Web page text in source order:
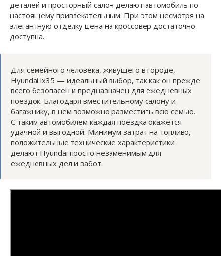
деталей и просторный салон делают автомобиль по-
настоящему привлекательным. При этом несмотря на
элегантную отделку цена на кроссовер достаточно
доступна.
Для семейного человека, живущего в городе,
Hyundai ix35 — идеальный выбор, так как он прежде
всего безопасен и предназначен для ежедневных
поездок. Благодаря вместительному салону и
багажнику, в нем возможно разместить всю семью.
С таким автомобилем каждая поездка окажется
удачной и выгодной. Минимум затрат на топливо,
положительные технические характеристики
делают Hyundai просто незаменимым для
ежедневных дел и забот.